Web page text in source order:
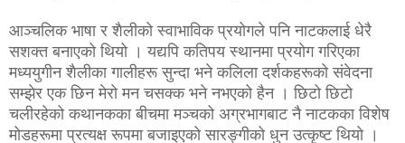
आञ्चलिक भाषा र शैलीको स्वाभाविक प्रयोगले पनि नाटकलाई धेरै
सशक्त बनाएको थियो । यद्यपि कतिपय स्थानमा प्रयोग गरिएका
मध्ययुगीन शैलीका गालीहरू सुन्दा भने कलिला दर्शकहरूको संवेदना
सम्झेर एक छिन मेरो मन चसक्क भने नभएको हैन । छिटो छिटो
चलीरहेको कथानकका बीचमा मञ्चको अग्रभागबाट नै नाटकका विशेष
मोडहरूमा प्रत्यक्ष रूपमा बजाइएको सारङ्गीको धुन उत्कृष्ट थियो ।